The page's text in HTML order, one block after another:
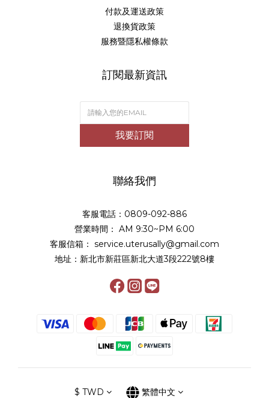
付款及運送政策
退換貨政策
服務暨隱私權條款
訂閱最新資訊
我要訂閱
聯絡我們
客服電話：0809-092-886
營業時間： AM 9:30~PM 6:00
客服信箱： service.uterusally@gmail.com
地址：新北市新莊區新北大道3段222號8樓
$ TWD 繁體中文